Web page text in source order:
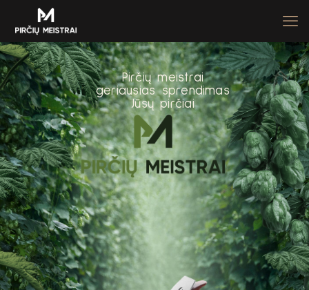
Pirčių meistrai
geriausias sprendimas
Jūsų pirčiai